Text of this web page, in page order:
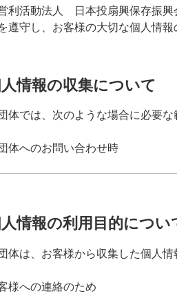
利活動法人 日本投扇興保存振興
遵守し、お客様の大切な個人情報
情報の収集について
体では、次のような場合に必要
体へのお問い合わせ時
情報の利用目的につい
体は、お客様から収集した個人情
様への連絡のため